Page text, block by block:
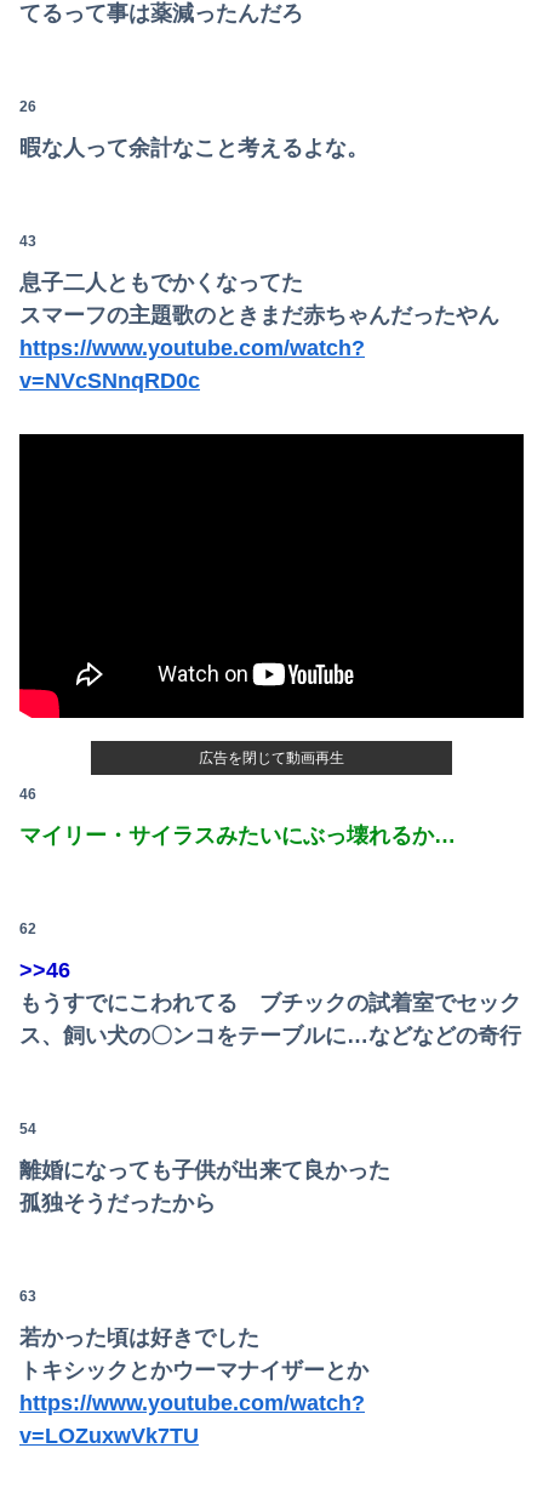
てるって事は薬減ったんだろ
26
暇な人って余計なこと考えるよな。
43
息子二人ともでかくなってた
スマーフの主題歌のときまだ赤ちゃんだったやん
https://www.youtube.com/watch?
v=NVcSNnqRD0c
46
マイリー・サイラスみたいにぶっ壊れるか…
62
>>46
もうすでにこわれてる ブチックの試着室でセック
ス、飼い犬の〇ンコをテーブルに…などなどの奇行
54
離婚になっても子供が出来て良かった
孤独そうだったから
63
若かった頃は好きでした
トキシックとかウーマナイザーとか
https://www.youtube.com/watch?
v=LOZuxwVk7TU
広告を閉じて動画再生